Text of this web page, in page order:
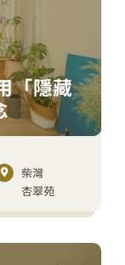
「隱藏
柴灣
杏翠苑